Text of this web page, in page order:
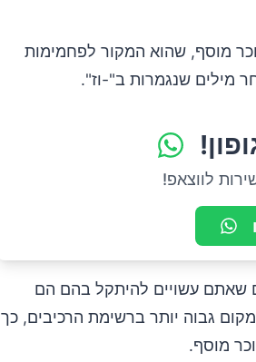
מוסף, שהוא המקור לפחמימות
מילים שנגמרות ב"-וז".
לווצאפ!
שאתם עשויים להיתקל בהם הם
גבוה יותר ברשימת הרכיבים, כך
מוסף.